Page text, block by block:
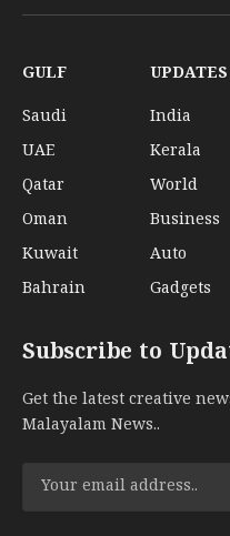
GULF
Saudi
UAE
Qatar
Oman
Kuwait
Bahrain
UPDATES
India
Kerala
World
Business
Auto
Gadgets
Subscribe to
Get the latest creative
Malayalam News..